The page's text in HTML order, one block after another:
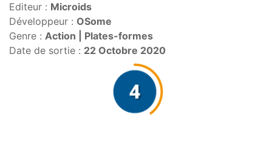
Editeur : Microids
Développeur : OSome
Genre : Action | Plates-formes
Date de sortie : 22 Octobre 2020